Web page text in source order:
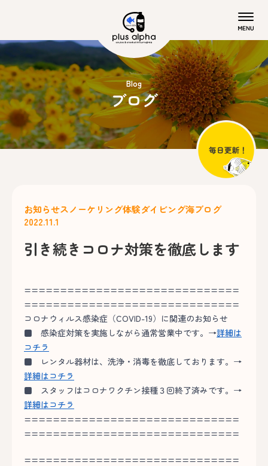
Blog
ブログ
お知らせスノーケリング体験ダイビング海ブログ
2022.11.1
引き続きコロナ対策を徹底します
==============================
==============================
コロナウィルス感染症（COVID-19）に関連のお知らせ
■ 感染症対策を実施しながら通常営業中です。→詳細は
コチラ
■ レンタル器材は、洗浄・消毒を徹底しております。→
詳細はコチラ
■ スタッフはコロナワクチン接種３回終了済みです。→
詳細はコチラ
==============================
==============================
==============================